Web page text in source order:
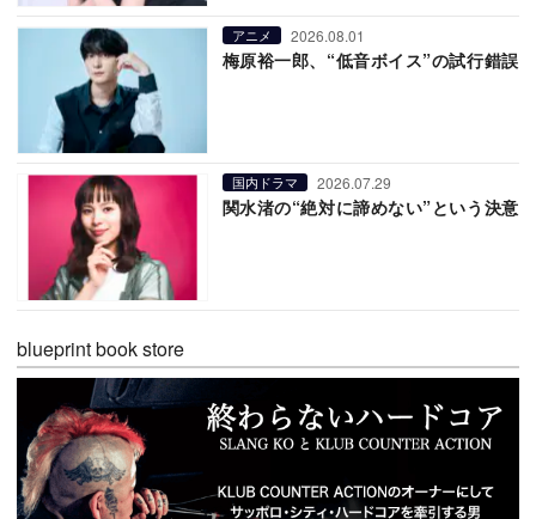
アニメ 2026.08.01
梅原裕一郎、“低音ボイス”の試行錯誤
国内ドラマ 2026.07.29
関水渚の“絶対に諦めない”という決意
blueprint book store